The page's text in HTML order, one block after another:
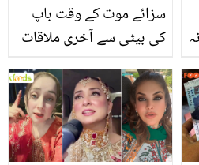
سزائے موت کے وقت باپ
کی بیٹی سے آخری ملاقات
۔۔ ویڈیو کا منظر سب کی
آنکھوں میں نمی لے آیا